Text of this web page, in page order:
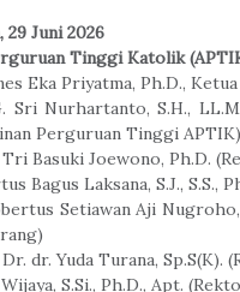
29 Juni 2026
Tinggi Katolik
Eka Priyatma, Ph.D.,
Sri Nurhartanto, S.H.,
Perguruan Tinggi APTIK)
Basuki Joewono, Ph.D.
Bagus Laksana, S.J.,
Setiawan Aji
dr. Yuda Turana,
S.Si., Ph.D., Apt.